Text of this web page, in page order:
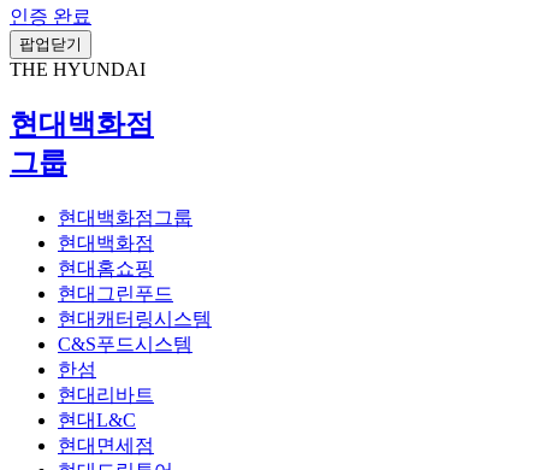
인증 완료
팝업닫기
THE HYUNDAI
현대백화점
그룹
현대백화점그룹
현대백화점
현대홈쇼핑
현대그린푸드
현대캐터링시스템
C&S푸드시스템
한섬
현대리바트
현대L&C
현대면세점